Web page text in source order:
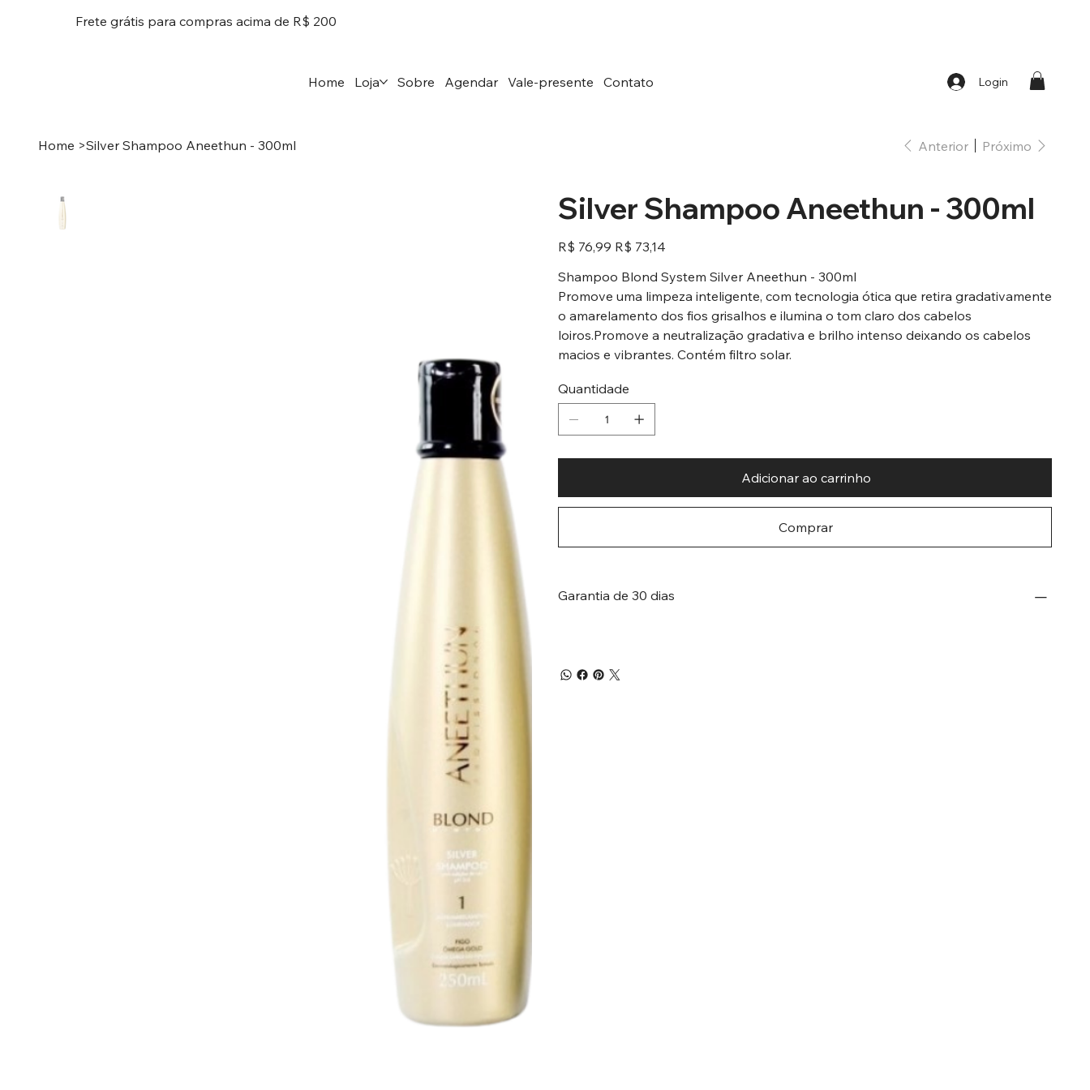
Frete grátis para compras acima de R$ 200
Login
Home Loja Sobre Agendar Vale-presente Contato
Home >Silver Shampoo Aneethun - 300ml Anterior Próximo
Silver Shampoo Aneethun - 300ml
Preço
original
R$ 76,99 Preço
promocional
R$ 73,14
Shampoo Blond System Silver Aneethun - 300ml
Promove uma limpeza inteligente, com tecnologia ótica que retira gradativamente
o amarelamento dos fios grisalhos e ilumina o tom claro dos cabelos
loiros.Promove a neutralização gradativa e brilho intenso deixando os cabelos
macios e vibrantes. Contém filtro solar.
Quantidade
Adicionar ao carrinho
Comprar
Garantia de 30 dias